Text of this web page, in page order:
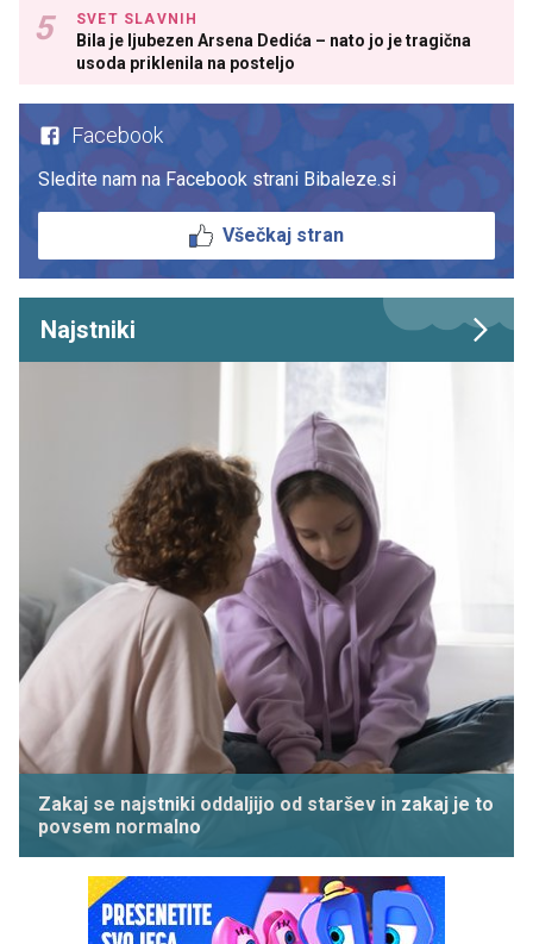
SVET SLAVNIH
Bila je ljubezen Arsena Dedića – nato jo je tragična
usoda priklenila na posteljo
Facebook
Sledite nam na Facebook strani Bibaleze.si
Všečkaj stran
Najstniki
Zakaj se najstniki oddaljijo od staršev in zakaj je to
povsem normalno